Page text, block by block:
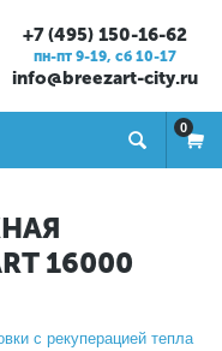
+7 (495) 150-16-62
пн-пт 9-19, cб 10-17
info@breezart-city.ru
0
16000
с рекуперацией тепла